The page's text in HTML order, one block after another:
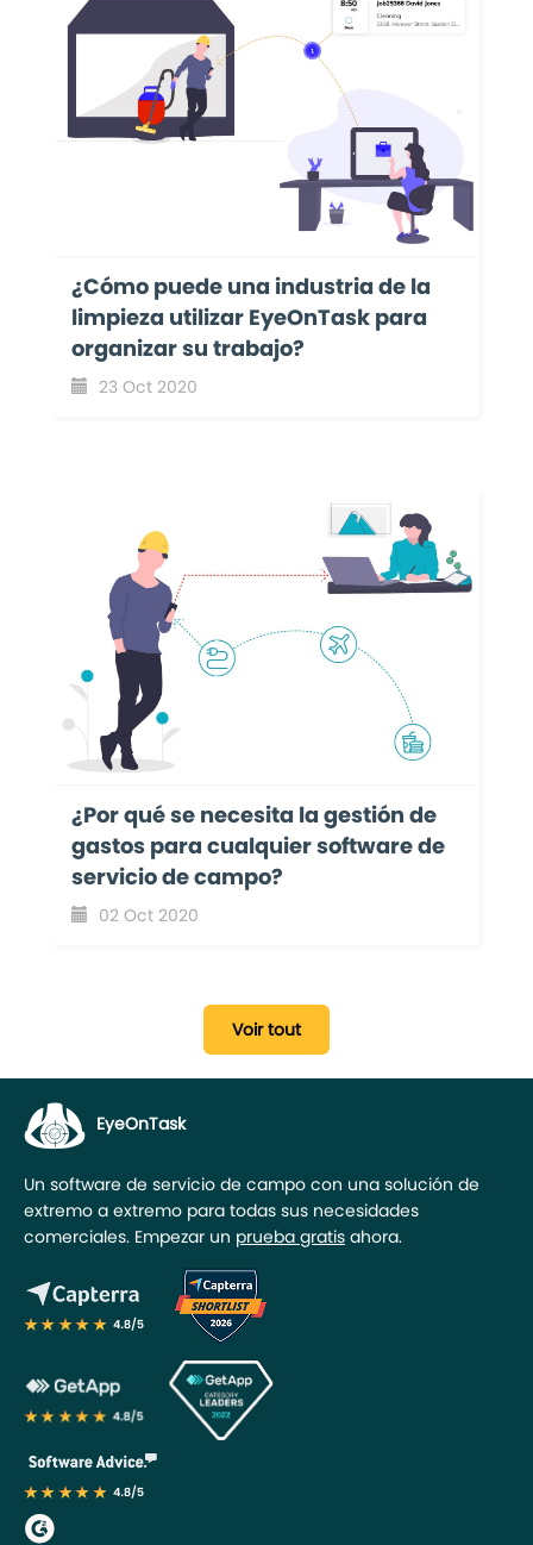
¿Cómo puede una industria de la
limpieza utilizar EyeOnTask para
organizar su trabajo?
23 Oct 2020
¿Por qué se necesita la gestión de
gastos para cualquier software de
servicio de campo?
02 Oct 2020
Voir tout
EyeOnTask
Un software de servicio de campo con una solución de
extremo a extremo para todas sus necesidades
comerciales. Empezar un prueba gratis ahora.